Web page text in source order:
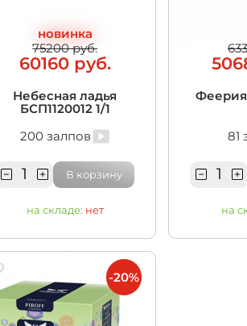
новинка
75200 руб.
60160 руб.
Небесная ладья
БСП1120012 1/1
200 залпов
В корзину
на складе: нет
Феерия
81
на
-20%